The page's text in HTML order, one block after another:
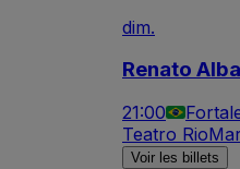
dim.
Renato
21:00
Teatro
Voir les billets